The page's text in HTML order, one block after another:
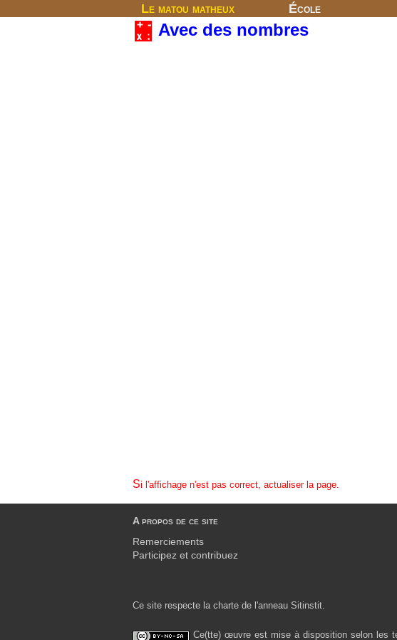
Le matou matheux École
Avec des nombres
Si l'affichage n'est pas correct, actualiser la page.
A propos de ce site
Remerciements
Participez et contribuez
Ce site respecte la charte de l'anneau Sitinstit.
Ce(tte) œuvre est mise à disposition selon les